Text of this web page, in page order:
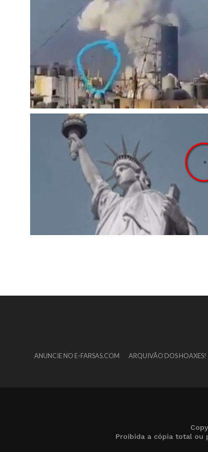
ANUNCIE NO E-FARSAS.COM ARQUIVÃO DOS HOAXES!
Proibida a cópia total ou